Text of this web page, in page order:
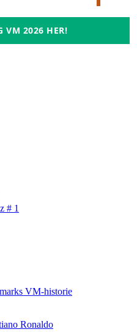
VM 2026 HER!
# 1
VM-historie
Ronaldo